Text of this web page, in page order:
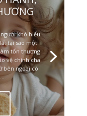
khó hiểu
tại sao một
tổn thương
vệ chính cha
bên ngoài có